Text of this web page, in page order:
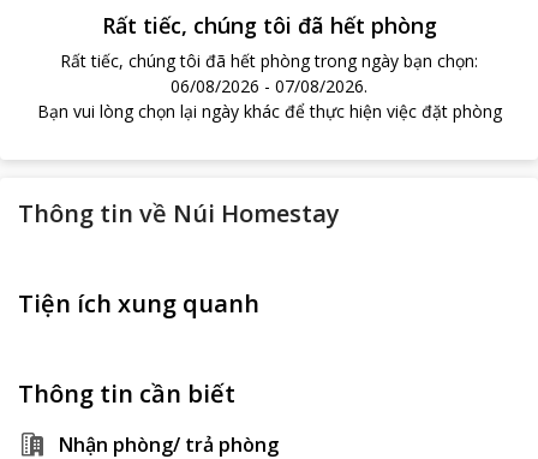
Rất tiếc, chúng tôi đã hết phòng
Rất tiếc, chúng tôi đã hết phòng trong ngày bạn chọn:
06/08/2026 - 07/08/2026.
Bạn vui lòng chọn lại ngày khác để thực hiện việc đặt phòng
Thông tin về Núi Homestay
Tiện ích xung quanh
Thông tin cần biết
Nhận phòng/ trả phòng